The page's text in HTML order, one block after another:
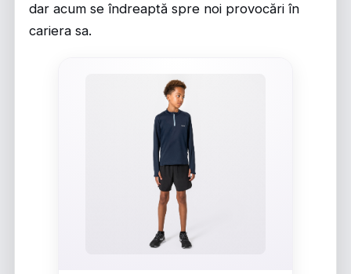
dar acum se îndreaptă spre noi provocări în
cariera sa.